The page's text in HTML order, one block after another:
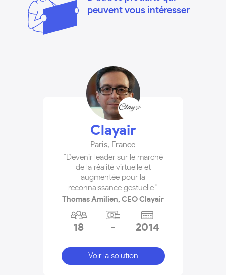
peuvent vous intéresser
Clayair
Paris, France
"Devenir leader sur le marché
de la réalité virtuelle et
augmentée pour la
reconnaissance gestuelle."
Thomas Amilien, CEO Clayair
18 - 2014
Voir la solution